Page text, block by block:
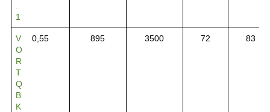
1
V
O
R
T
Q
B
K
0,55 895 3500 72 83